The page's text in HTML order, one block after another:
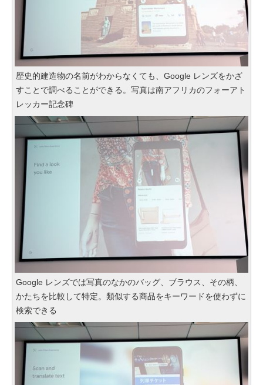
歴史的建造物の名前がわからなくても、Google レンズをかざ
すことで調べることができる。写真は南アフリカのフォーアト
レッカー記念碑
Google レンズでは写真のなかのバッグ、ブラウス、その柄、
かたちを比較して特定。類似する商品をキーワードを使わずに
検索できる